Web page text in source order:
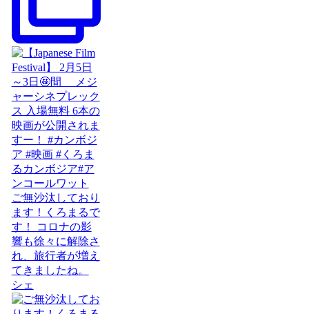
ご無沙汰しており
ます！くろまるで
す！ コロナの影
響も徐々に解除さ
れ、旅行者が増え
てきましたね。
シェ